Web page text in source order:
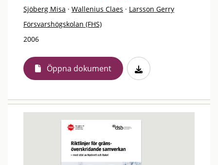
Sjöberg Misa · Wallenius Claes · Larsson Gerry
Försvarshögskolan (FHS)
2006
Öppna dokument